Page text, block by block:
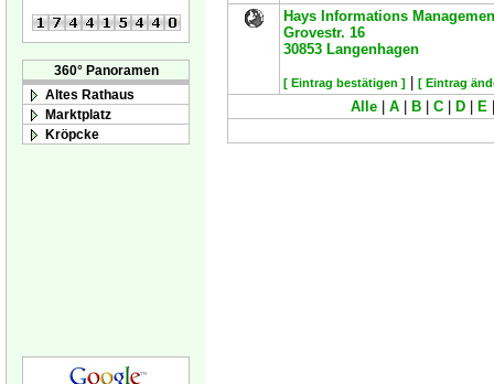
360° Panoramen
Altes Rathaus
Marktplatz
Kröpcke
Hays Informations
Grovestr. 16
30853 Langenhagen
[ Eintrag bestätigen ] [ Eintrag
Alle A B C D E